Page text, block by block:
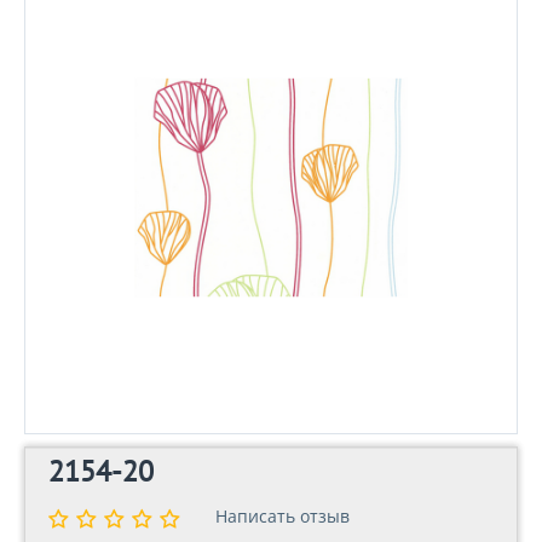
2154-20
Написать отзыв
Написать отзыв